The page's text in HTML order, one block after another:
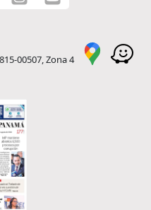
00507, Zona 4